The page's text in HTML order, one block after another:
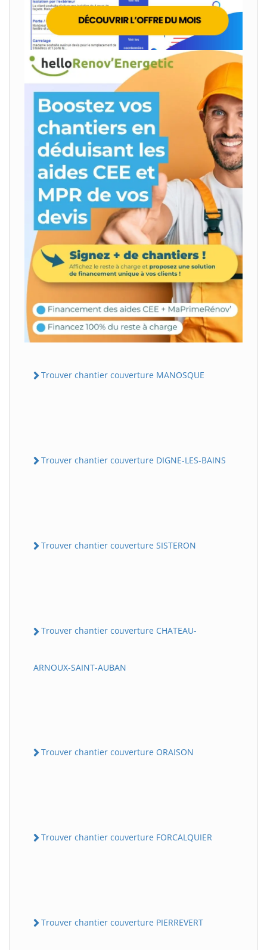
Trouver chantier couverture MANOSQUE
Trouver chantier couverture DIGNE-LES-BAINS
Trouver chantier couverture SISTERON
Trouver chantier couverture CHATEAU-
ARNOUX-SAINT-AUBAN
Trouver chantier couverture ORAISON
Trouver chantier couverture FORCALQUIER
Trouver chantier couverture PIERREVERT